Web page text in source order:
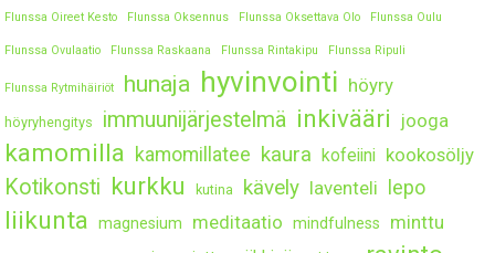
Flunssa Oireet Kesto Flunssa Oksennus Flunssa Oksettava Olo Flunssa Oulu
Flunssa Ovulaatio Flunssa Raskaana Flunssa Rintakipu Flunssa Ripuli
Flunssa Rytmihäiriöt hunaja hyvinvointi höyry
höyryhengitys immuunijärjestelmä inkivääri jooga
kamomilla kamomillatee kaura kofeiini kookosöljy
Kotikonsti kurkku kutina kävely laventeli lepo
liikunta magnesium meditaatio mindfulness minttu